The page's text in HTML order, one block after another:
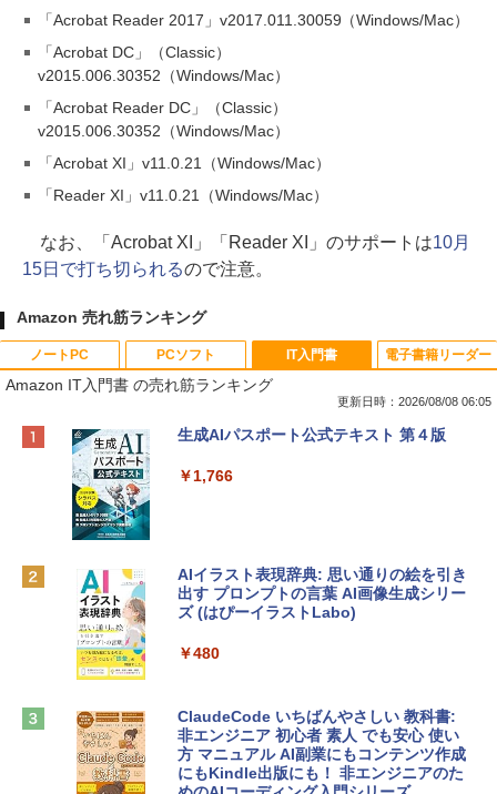
「Acrobat Reader 2017」v2017.011.30059（Windows/Mac）
「Acrobat DC」（Classic）
v2015.006.30352（Windows/Mac）
「Acrobat Reader DC」（Classic）
v2015.006.30352（Windows/Mac）
「Acrobat XI」v11.0.21（Windows/Mac）
「Reader XI」v11.0.21（Windows/Mac）
なお、「Acrobat XI」「Reader XI」のサポートは10月
15日で打ち切られるので注意。
Amazon 売れ筋ランキング
ノートPC
Apple 2026 MacBook Neo A18 Proチッ
e Intelligence、Liquid Retinaディスプ
￥162,598
tomtoc 360°保護 15.6 16インチ パソコ
￥2,952
PCソフト
Robloxギフトカード - 800 Robux 【限
インゲームコード】 ロブロックス | オン
Robloxギフトカード - 1000 Robux 【限
定バーチャルアイテムを含む】 【オンラ
ラインコード版
Microsoft Office Home & Business 202
4(最新 永続版)|オンラインコード版|Wind
IT入門書
Amazon IT入門書 の売れ筋ランキング
更新日時：2026/08/08 06:05
生成AIパスポート公式テキスト 第４版
￥1,766
AIイラスト表現辞典: 思い通りの絵を引き
出す プロンプトの言葉 AI画像生成シリー
ズ (はぴーイラストLabo)
￥480
ClaudeCode いちばんやさしい 教科書:
非エンジニア 初心者 素人 でも安心 使い
方 マニュアル AI副業にもコンテンツ作成
にもKindle出版にも！ 非エンジニアのた
電子書籍リーダー